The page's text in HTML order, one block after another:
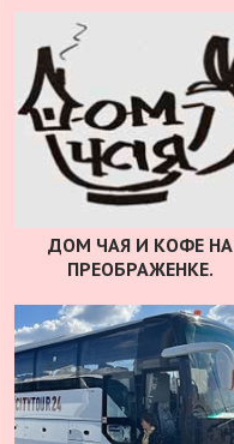
ДОМ ЧАЯ И КОФЕ НА
ПРЕОБРАЖЕНКЕ.